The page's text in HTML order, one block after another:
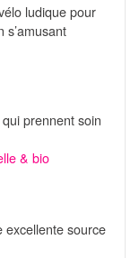
ludique pour
s’amusant
prennent soin
& bio
excellente source